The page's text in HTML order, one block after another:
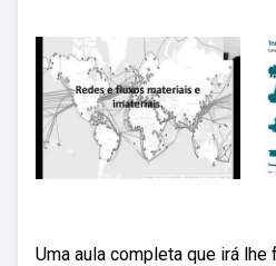
Uma aula completa que irá